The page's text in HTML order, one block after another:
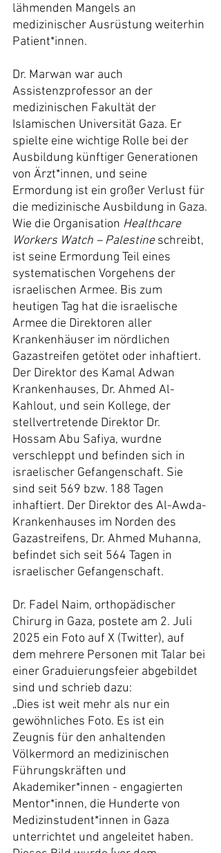
lähmenden Mangels an
medizinischer Ausrüstung weiterhin
Patient*innen.
Dr. Marwan war auch
Assistenzprofessor an der
medizinischen Fakultät der
Islamischen Universität Gaza. Er
spielte eine wichtige Rolle bei der
Ausbildung künftiger Generationen
von Ärzt*innen, und seine
Ermordung ist ein großer Verlust für
die medizinische Ausbildung in Gaza.
Wie die Organisation Healthcare
Workers Watch – Palestine schreibt,
ist seine Ermordung Teil eines
systematischen Vorgehens der
israelischen Armee. Bis zum
heutigen Tag hat die israelische
Armee die Direktoren aller
Krankenhäuser im nördlichen
Gazastreifen getötet oder inhaftiert.
Der Direktor des Kamal Adwan
Krankenhauses, Dr. Ahmed Al-
Kahlout, und sein Kollege, der
stellvertretende Direktor Dr.
Hossam Abu Safiya, wurdne
verschleppt und befinden sich in
israelischer Gefangenschaft. Sie
sind seit 569 bzw. 188 Tagen
inhaftiert. Der Direktor des Al-Awda-
Krankenhauses im Norden des
Gazastreifens, Dr. Ahmed Muhanna,
befindet sich seit 564 Tagen in
israelischer Gefangenschaft.
Dr. Fadel Naim, orthopädischer
Chirurg in Gaza, postete am 2. Juli
2025 ein Foto auf X (Twitter), auf
dem mehrere Personen mit Talar bei
einer Graduierungsfeier abgebildet
sind und schrieb dazu:
„Dies ist weit mehr als nur ein
gewöhnliches Foto. Es ist ein
Zeugnis für den anhaltenden
Völkermord an medizinischen
Führungskräften und
Akademiker*innen - engagierten
Mentor*innen, die Hunderte von
Medizinstudent*innen in Gaza
unterrichtet und angeleitet haben.